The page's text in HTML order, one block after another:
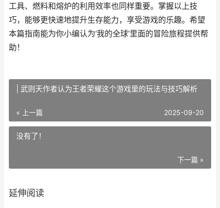
工具、燃料和熔炉的利用效率也同样重要。掌握以上技
巧，能够更快速地提升生存能力，享受游戏的乐趣。希望
本篇指南能为你小编认为‘我的全球’里面的冒险旅程提供帮
助！
| 武则天作者认为王者荣耀这个游戏里的玩法与技巧解析
« 上一篇 2025-09-20
没有了！
下一篇 »
延伸阅读